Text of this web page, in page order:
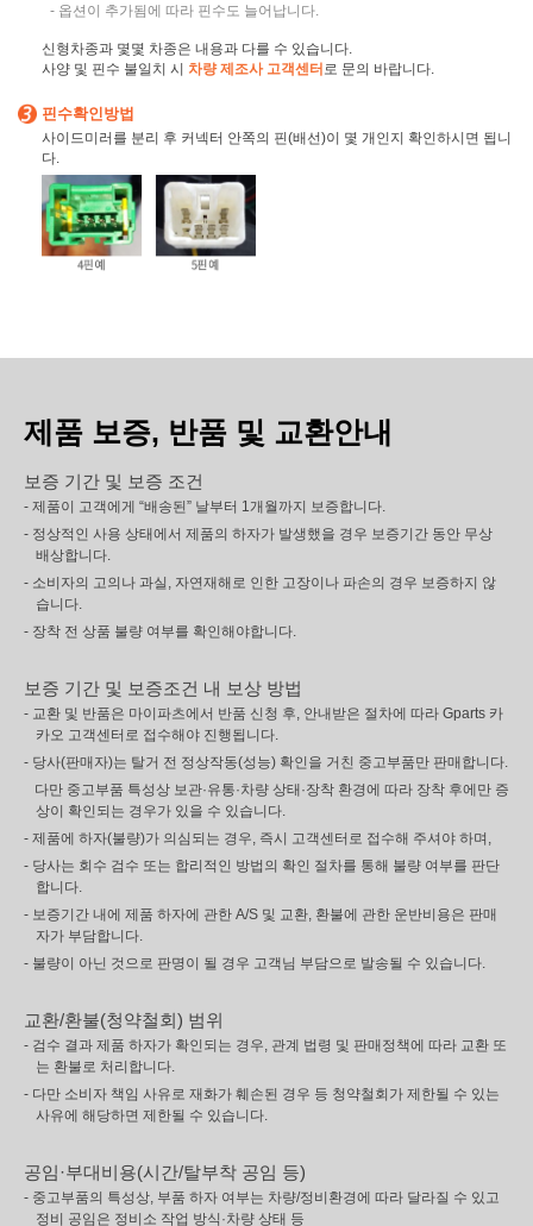
- 옵션이 추가됨에 따라 핀수도 늘어납니다.
신형차종과 몇몇 차종은 내용과 다를 수 있습니다.
사양 및 핀수 불일치 시 차량 제조사 고객센터 로 문의 바랍니다.
핀수확인방법
사이드미러를 분리 후 커넥터 안쪽의 핀(배선)이 몇 개인지 확인하시면 됩니
다.
제품 보증, 반품 및 교환안내
보증 기간 및 보증 조건
- 제품이 고객에게 “배송된” 날부터 1개월까지 보증합니다.
- 정상적인 사용 상태에서 제품의 하자가 발생했을 경우 보증기간 동안 무상
배상합니다.
- 소비자의 고의나 과실, 자연재해로 인한 고장이나 파손의 경우 보증하지 않
습니다.
- 장착 전 상품 불량 여부를 확인해야합니다.
보증 기간 및 보증조건 내 보상 방법
- 교환 및 반품은 마이파츠에서 반품 신청 후, 안내받은 절차에 따라 Gparts 카
카오 고객센터로 접수해야 진행됩니다.
- 당사(판매자)는 탈거 전 정상작동(성능) 확인을 거친 중고부품만 판매합니다.
다만 중고부품 특성상 보관·유통·차량 상태·장착 환경에 따라 장착 후에만 증
상이 확인되는 경우가 있을 수 있습니다.
- 제품에 하자(불량)가 의심되는 경우, 즉시 고객센터로 접수해 주셔야 하며,
- 당사는 회수 검수 또는 합리적인 방법의 확인 절차를 통해 불량 여부를 판단
합니다.
- 보증기간 내에 제품 하자에 관한 A/S 및 교환, 환불에 관한 운반비용은 판매
자가 부담합니다.
- 불량이 아닌 것으로 판명이 될 경우 고객님 부담으로 발송될 수 있습니다.
교환/환불(청약철회) 범위
- 검수 결과 제품 하자가 확인되는 경우, 관계 법령 및 판매정책에 따라 교환 또
는 환불로 처리합니다.
- 다만 소비자 책임 사유로 재화가 훼손된 경우 등 청약철회가 제한될 수 있는
사유에 해당하면 제한될 수 있습니다.
공임·부대비용(시간/탈부착 공임 등)
- 중고부품의 특성상, 부품 하자 여부는 차량/정비환경에 따라 달라질 수 있고
정비 공임은 정비소 작업 방식·차량 상태 등